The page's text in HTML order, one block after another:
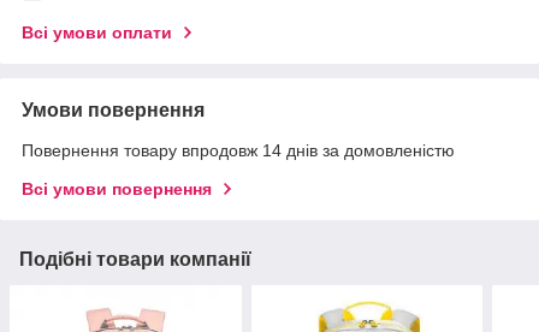
Всі умови оплати
Умови повернення
Повернення товару впродовж 14 днів за домовленістю
Всі умови повернення
Подібні товари компанії